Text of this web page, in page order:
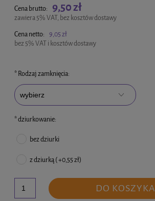
Cena brutto: 9,50 zł
zawiera 5% VAT, bez kosztów dostawy
Cena netto: 9,05 zł
bez 5% VAT i kosztów dostawy
*Rodzaj zamknięcia:
*dziurkowanie:
bez dziurki
z dziurką ( +0,55 zł)
DO KOSZYKA